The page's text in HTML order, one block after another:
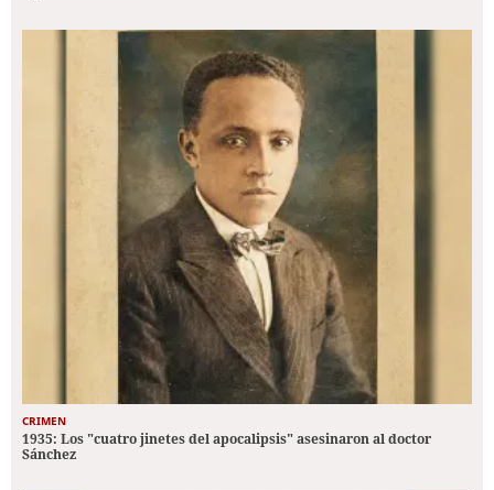
CRIMEN
1935: Los "cuatro jinetes del apocalipsis" asesinaron al doctor
Sánchez